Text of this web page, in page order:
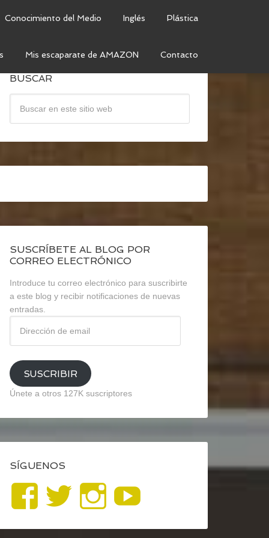
Conocimiento del Medio Inglés Plástica
Mis escaparate de AMAZON Contacto
BUSCAR
SUSCRÍBETE AL BLOG POR
CORREO ELECTRÓNICO
Introduce tu correo electrónico para suscribirte
a este blog y recibir notificaciones de nuevas
entradas.
email
SUSCRIBIR
Únete a otros 127K suscriptores
SÍGUENOS
Ver
perfil
Ver
perfil
Ver
perfil